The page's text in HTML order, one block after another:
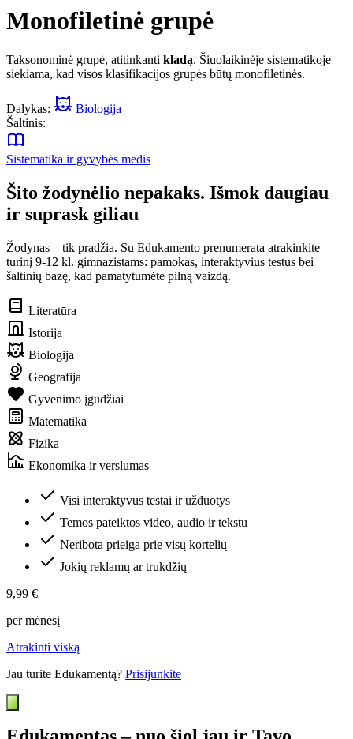
Monofiletinė grupė
Taksonominė grupė, atitinkanti kladą. Šiuolaikinėje sistematikoje
siekiama, kad visos klasifikacijos grupės būtų monofiletinės.
Dalykas:
Biologija
Šaltinis:
Sistematika ir gyvybės medis
Šito žodynėlio nepakaks. Išmok daugiau
ir suprask giliau
Žodynas – tik pradžia. Su Edukamento prenumerata atrakinkite
turinį 9-12 kl. gimnazistams: pamokas, interaktyvius testus bei
šaltinių bazę, kad pamatytumėte pilną vaizdą.
Literatūra
Istorija
Biologija
Geografija
Gyvenimo įgūdžiai
Matematika
Fizika
Ekonomika ir verslumas
Visi interaktyvūs testai ir užduotys
Temos pateiktos video, audio ir tekstu
Neribota prieiga prie visų kortelių
Jokių reklamų ar trukdžių
9,99 €
per mėnesį
Atrakinti viską
Jau turite Edukamentą? Prisijunkite